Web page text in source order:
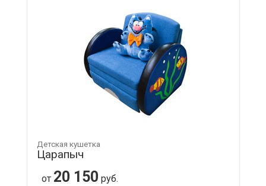
Детская кушетка
Царапыч
от 20 150 руб.